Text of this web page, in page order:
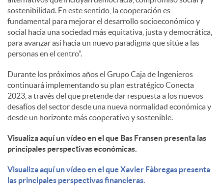
sostenibilidad. En este sentido, la cooperación es
fundamental para mejorar el desarrollo socioeconómico y
social hacia una sociedad más equitativa, justa y democrática,
para avanzar así hacia un nuevo paradigma que sitúe a las
personas en el centro”.
Durante los próximos años el Grupo Caja de Ingenieros
continuará implementando su plan estratégico Conecta
2023, a través del que pretende dar respuesta a los nuevos
desafíos del sector desde una nueva normalidad económica y
desde un horizonte más cooperativo y sostenible.
Visualiza aquí un vídeo en el que Bas Fransen presenta las
principales perspectivas económicas.
Visualiza aquí un vídeo en el que Xavier Fàbregas presenta
las principales perspectivas financieras.